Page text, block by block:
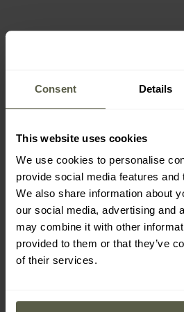
Consent Details
This website uses cookies
We use cookies to personalise
provide social media features and
We also share information about
our social media, advertising and
may combine it with other
provided to them or that they’ve
of their services.